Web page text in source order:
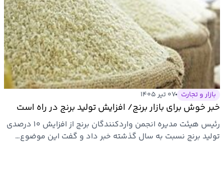
بازار و تجارت ۰۷ تیر ۱۴۰۵
خبر خوش برای بازار برنج/ افزایش تولید برنج در راه است
رئیس هیئت مدیره انجمن واردکنندگان برنج از افزایش ۱۰ درصدی
تولید برنج نسبت به سال گذشته خبر داد و گفت این موضوع…